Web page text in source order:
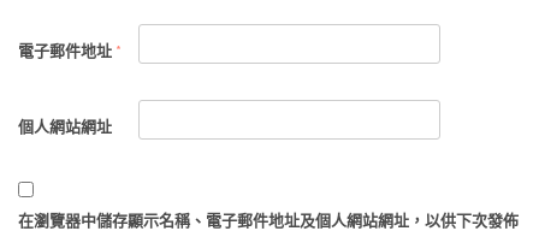
電子郵件地址 *
個人網站網址
在瀏覽器中儲存顯示名稱、電子郵件地址及個人網站網址，以供下次發佈